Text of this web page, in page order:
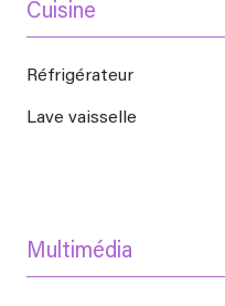
Cuisine
Réfrigérateur
Lave vaisselle
Multimédia